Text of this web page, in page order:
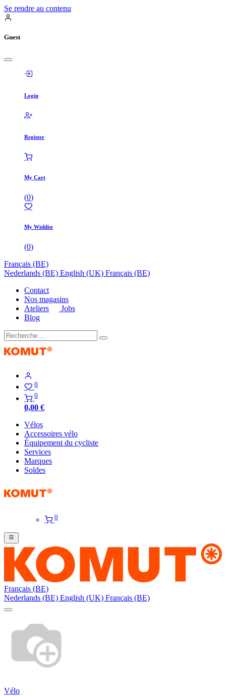
Se rendre au contenu
Guest
Login
Register
My Cart
(0)
My Wishlist
(0)
Français (BE)
Nederlands (BE) English (UK) Français (BE)
Contact
Nos magasins
Ateliers
Jobs
Blog
0
0
0,00 €
Vélos
Accessoires vélo
Équipement du cycliste
Services
Marques
Soldes
0
Français (BE)
Nederlands (BE) English (UK) Français (BE)
Vélo